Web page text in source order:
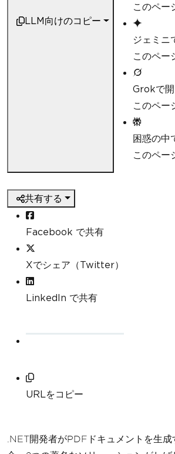
LLM向けのコピー
このペー
ジェミニ
このペー
Grokで開
このペー
困惑の中
このペ
共有する
Facebook で共有
Xでシェア（Twitter）
LinkedIn で共有
URLをコピー
.NET開発者がPDFドキュメントを生